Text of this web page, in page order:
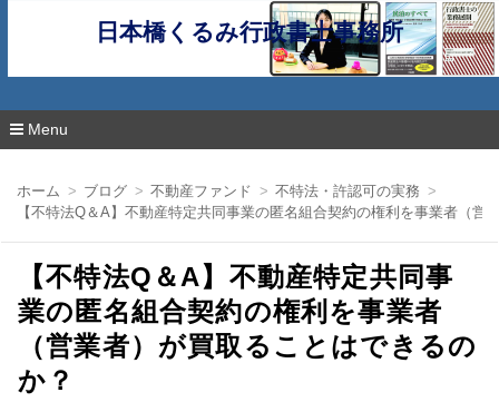
日本橋くるみ行政書士事務所
Menu
ホーム ブログ 不動産ファンド
不特法・許認可の実務
【不特法Q＆A】不動産特定共同事業の匿名組合契約の権利を事業者（営
【不特法Q＆A】不動産特定共同事
業の匿名組合契約の権利を事業者
（営業者）が買取ることはできるの
か？